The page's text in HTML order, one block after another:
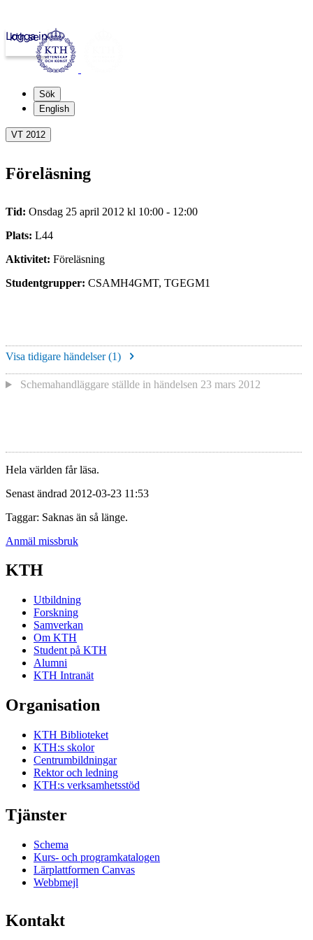
kth.se
Logga in
Sök
English
VT 2012
Föreläsning
Tid: Onsdag 25 april 2012 kl 10:00 - 12:00
Plats: L44
Aktivitet: Föreläsning
Studentgrupper: CSAMH4GMT, TGEGM1
Visa tidigare händelser (1)
Schemahandläggare ställde in händelsen 23 mars 2012
Hela världen får läsa.
Senast ändrad 2012-03-23 11:53
Taggar: Saknas än så länge.
Anmäl missbruk
KTH
Utbildning
Forskning
Samverkan
Om KTH
Student på KTH
Alumni
KTH Intranät
Organisation
KTH Biblioteket
KTH:s skolor
Centrumbildningar
Rektor och ledning
KTH:s verksamhetsstöd
Tjänster
Schema
Kurs- och programkatalogen
Lärplattformen Canvas
Webbmejl
Kontakt